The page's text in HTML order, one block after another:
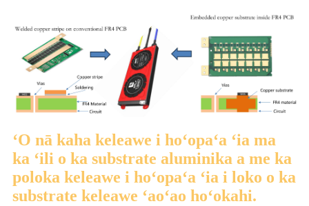
ʻO nā kaha keleawe i hoʻopaʻa ʻia ma
ka ʻili o ka substrate aluminika a me ka
poloka keleawe i hoʻopaʻa ʻia i loko o ka
substrate keleawe ʻaoʻao hoʻokahi.